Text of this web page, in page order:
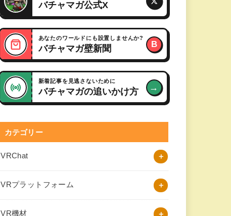
バチャマガ公式X
あなたのワールドにも設置しませんか?
バチャマガ壁新聞 B
新着記事を見逃さないために
バチャマガの追いかけ方 →
カテゴリー
VRChat
VRプラットフォーム
VR機材